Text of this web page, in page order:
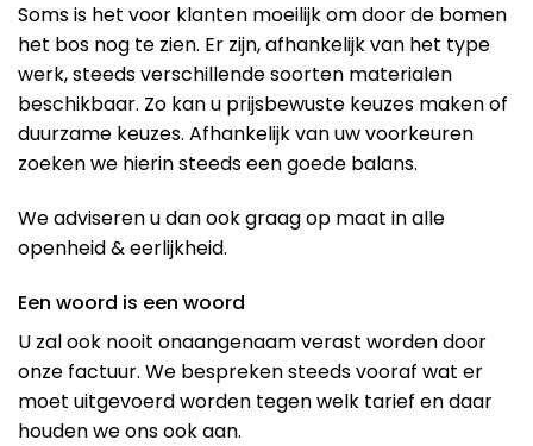
Soms is het voor klanten moeilijk om door de bomen
het bos nog te zien. Er zijn, afhankelijk van het type
werk, steeds verschillende soorten materialen
beschikbaar. Zo kan u prijsbewuste keuzes maken of
duurzame keuzes. Afhankelijk van uw voorkeuren
zoeken we hierin steeds een goede balans.
We adviseren u dan ook graag op maat in alle
openheid & eerlijkheid.
Een woord is een woord
U zal ook nooit onaangenaam verast worden door
onze factuur. We bespreken steeds vooraf wat er
moet uitgevoerd worden tegen welk tarief en daar
houden we ons ook aan.